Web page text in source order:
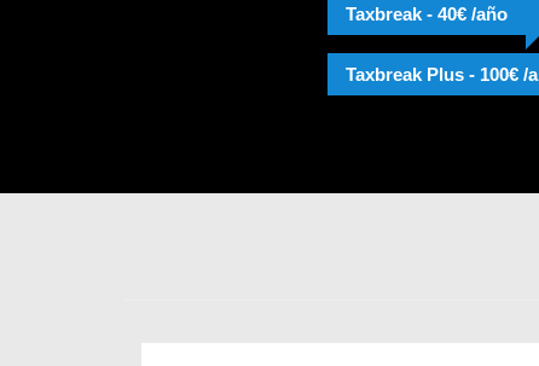
Taxbreak - 40€ /año
Taxbreak Plus - 100€ /